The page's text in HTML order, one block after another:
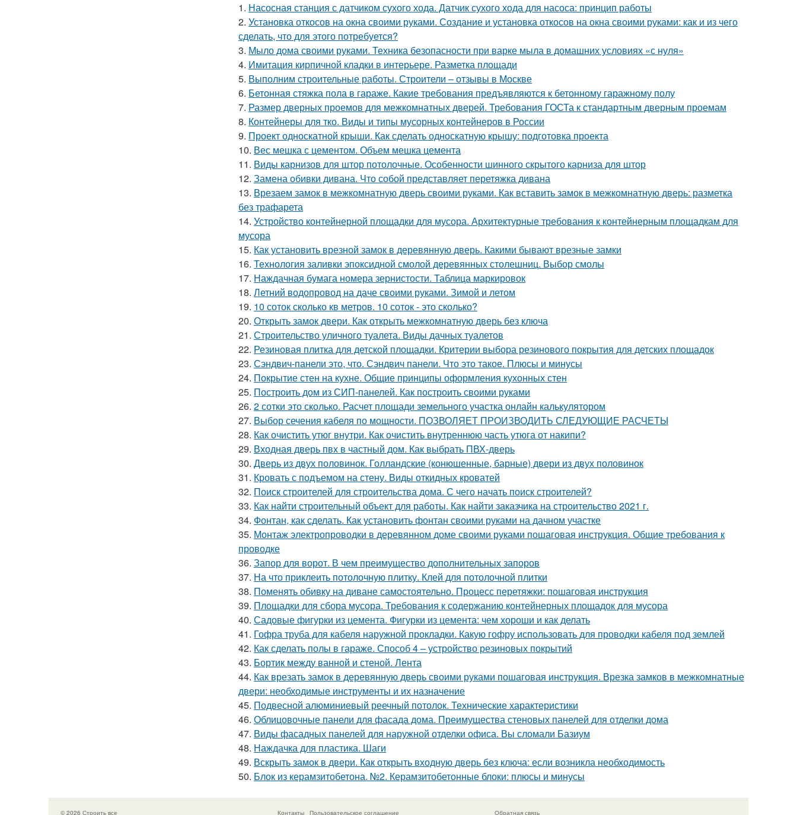
1. Насосная станция с датчиком сухого хода. Датчик сухого хода для насоса: принцип работы
2. Установка откосов на окна своими руками. Создание и установка откосов на окна своими руками: как и из чего
сделать, что для этого потребуется?
3. Мыло дома своими руками. Техника безопасности при варке мыла в домашних условиях «с нуля»
4. Имитация кирпичной кладки в интерьере. Разметка площади
5. Выполним строительные работы. Строители – отзывы в Москве
6. Бетонная стяжка пола в гараже. Какие требования предъявляются к бетонному гаражному полу
7. Размер дверных проемов для межкомнатных дверей. Требования ГОСТа к стандартным дверным проемам
8. Контейнеры для тко. Виды и типы мусорных контейнеров в России
9. Проект односкатной крыши. Как сделать односкатную крышу: подготовка проекта
10. Вес мешка с цементом. Объем мешка цемента
11. Виды карнизов для штор потолочные. Особенности шинного скрытого карниза для штор
12. Замена обивки дивана. Что собой представляет перетяжка дивана
13. Врезаем замок в межкомнатную дверь своими руками. Как вставить замок в межкомнатную дверь: разметка
без трафарета
14. Устройство контейнерной площадки для мусора. Архитектурные требования к контейнерным площадкам для
мусора
15. Как установить врезной замок в деревянную дверь. Какими бывают врезные замки
16. Технология заливки эпоксидной смолой деревянных столешниц. Выбор смолы
17. Наждачная бумага номера зернистости. Таблица маркировок
18. Летний водопровод на даче своими руками. Зимой и летом
19. 10 соток сколько кв метров. 10 соток - это сколько?
20. Открыть замок двери. Как открыть межкомнатную дверь без ключа
21. Строительство уличного туалета. Виды дачных туалетов
22. Резиновая плитка для детской площадки. Критерии выбора резинового покрытия для детских площадок
23. Сэндвич-панели это, что. Сэндвич панели. Что это такое. Плюсы и минусы
24. Покрытие стен на кухне. Общие принципы оформления кухонных стен
25. Построить дом из СИП-панелей. Как построить своими руками
26. 2 сотки это сколько. Расчет площади земельного участка онлайн калькулятором
27. Выбор сечения кабеля по мощности. ПОЗВОЛЯЕТ ПРОИЗВОДИТЬ СЛЕДУЮЩИЕ РАСЧЕТЫ
28. Как очистить утюг внутри. Как очистить внутреннюю часть утюга от накипи?
29. Входная дверь пвх в частный дом. Как выбрать ПВХ-дверь
30. Дверь из двух половинок. Голландские (конюшенные, барные) двери из двух половинок
31. Кровать с подъемом на стену. Виды откидных кроватей
32. Поиск строителей для строительства дома. С чего начать поиск строителей?
33. Как найти строительный объект для работы. Как найти заказчика на строительство 2021 г.
34. Фонтан, как сделать. Как установить фонтан своими руками на дачном участке
35. Монтаж электропроводки в деревянном доме своими руками пошаговая инструкция. Общие требования к
проводке
36. Запор для ворот. В чем преимущество дополнительных запоров
37. На что приклеить потолочную плитку. Клей для потолочной плитки
38. Поменять обивку на диване самостоятельно. Процесс перетяжки: пошаговая инструкция
39. Площадки для сбора мусора. Требования к содержанию контейнерных площадок для мусора
40. Садовые фигурки из цемента. Фигурки из цемента: чем хороши и как делать
41. Гофра труба для кабеля наружной прокладки. Какую гофру использовать для проводки кабеля под землей
42. Как сделать полы в гараже. Способ 4 – устройство резиновых покрытий
43. Бортик между ванной и стеной. Лента
44. Как врезать замок в деревянную дверь своими руками пошаговая инструкция. Врезка замков в межкомнатные
двери: необходимые инструменты и их назначение
45. Подвесной алюминиевый реечный потолок. Технические характеристики
46. Облицовочные панели для фасада дома. Преимущества стеновых панелей для отделки дома
47. Виды фасадных панелей для наружной отделки офиса. Вы сломали Базиум
48. Наждачка для пластика. Шаги
49. Вскрыть замок в двери. Как открыть входную дверь без ключа: если возникла необходимость
50. Блок из керамзитобетона. №2. Керамзитобетонные блоки: плюсы и минусы
© 2026 Строить все Контакты Пользовательское соглашение Обратная связь